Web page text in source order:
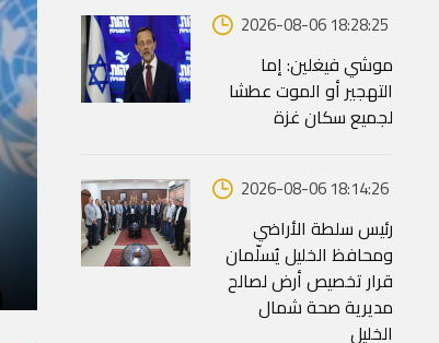
2026-08-06 18:28:25
موشي فيغلين: إما
التهجير أو الموت عطشا
لجميع سكان غزة
2026-08-06 18:14:26
رئيس سلطة الأراضي
ومحافظ الخليل يُسلّمان
قرار تخصيص أرض لصالح
مديرية صحة شمال
الخليل